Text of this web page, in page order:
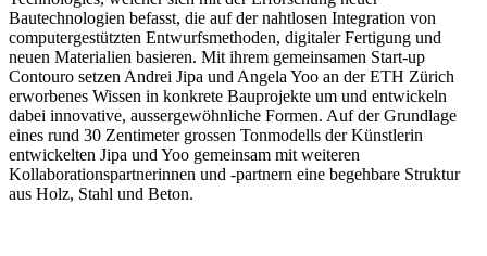
Bautechnologien befasst, die auf der nahtlosen Integration von
computergestützten Entwurfsmethoden, digitaler Fertigung und
neuen Materialien basieren. Mit ihrem gemeinsamen Start-up
Contouro setzen Andrei Jipa und Angela Yoo an der ETH Zürich
erworbenes Wissen in konkrete Bauprojekte um und entwickeln
dabei innovative, aussergewöhnliche Formen. Auf der Grundlage
eines rund 30 Zentimeter grossen Tonmodells der Künstlerin
entwickelten Jipa und Yoo gemeinsam mit weiteren
Kollaborationspartnerinnen und -partnern eine begehbare Struktur
aus Holz, Stahl und Beton.